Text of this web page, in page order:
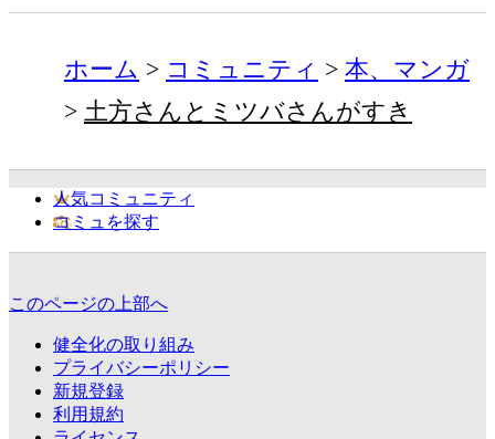
ホーム コミュニティ
本、マンガ
土方さんとミツバさんがすき
人気コミュニティ
コミュを探す
このページの上部へ
健全化の取り組み
プライバシーポリシー
新規登録
利用規約